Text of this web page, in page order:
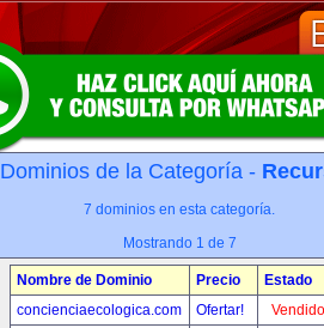
Dominios de la Categoría -
7 dominios en esta categoría.
Mostrando 1 de 7
Nombre de Dominio Precio
Estado
concienciaecologica.com
Ofertar!